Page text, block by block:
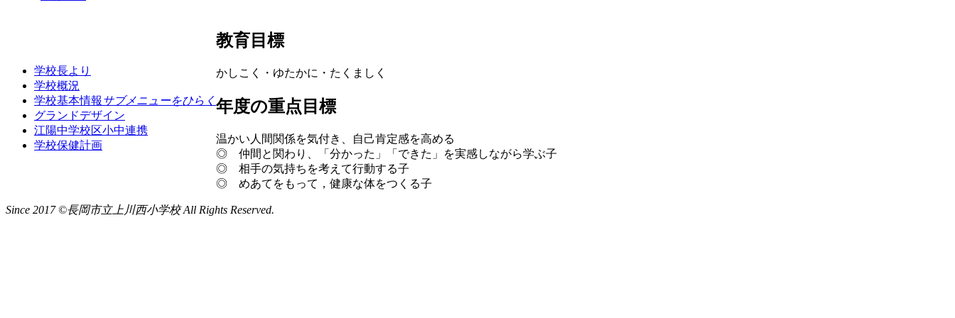
学校長より
学校概況
学校基本情報 サブメニューをひらく
グランドデザイン
江陽中学校区小中連携
学校保健計画
教育目標
かしこく・ゆたかに・たくましく
年度の重点目標
温かい人間関係を気付き、自己肯定感を高める
◎ 仲間と関わり、「分かった」「できた」を実感しながら学ぶ子
◎ 相手の気持ちを考えて行動する子
◎ めあてをもって，健康な体をつくる子
Since 2017 ©長岡市立上川西小学校 All Rights Reserved.